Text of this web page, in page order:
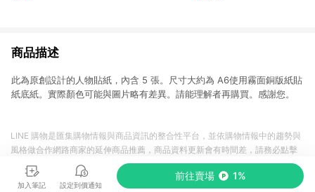
商品描述
此為原創設計的人物貼紙，內含 5 張。尺寸大約為 A6使用霧面銅版紙貼
紙底紙。實際顏色可能與圖片略有差異。請能理解者再購買。感謝您。
加入筆記 設定到價通知
前往賣場 1%
LINE 購物是匯集購物情報與商品資訊的整合性平台，並依購物情報中的趨勢與
風格做合作網路商家的延伸商品推薦，商品資料更新會有時間差，請務必點擊
商品至各合作網路商家，確認現售價與購物條件，一切資訊以合作廠商網頁為
準。